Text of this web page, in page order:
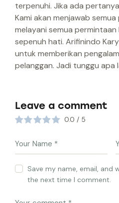
terpenuhi. Jika ada
Kami akan menjawab
melayani semua
sepenuh hati. Arifinindo
untuk memberikan
pelanggan. Jadi tunggu apa
Leave a comment
0.0 / 5
Save my name, email, and
the next time I comment.